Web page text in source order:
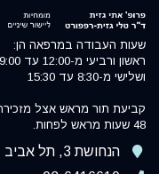
שעות העבודה במרפאה הן:
ראשון ורביעי מ-12:00 עד 19:00
ושלישי מ-8:30 עד 15:30
קביעת תור מראש אצל
48 שעות מראש לפחות.
הנחושת 3, תל אביב